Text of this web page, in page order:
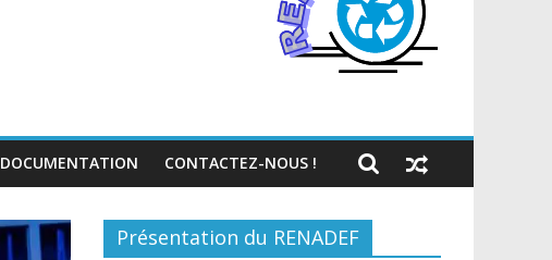
DOCUMENTATION CONTACTEZ-NOUS !
Présentation du RENADEF